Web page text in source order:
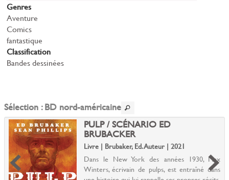
Genres
Aventure
Comics
fantastique
Classification
Bandes dessinées
Sélection : BD nord-américaine
PULP / SCÉNARIO ED
BRUBACKER
Livre | Brubaker, Ed. Auteur | 2021
Dans le New York des années 1930, Max
Winters, écrivain de pulps, est entraîné dans